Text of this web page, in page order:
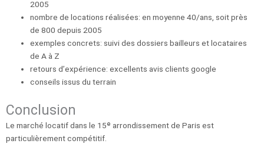
2005
nombre de locations réalisées: en moyenne 40/ans, soit près
de 800 depuis 2005
exemples concrets: suivi des dossiers bailleurs et locataires
de A à Z
retours d’expérience: excellents avis clients google
conseils issus du terrain
Conclusion
Le marché locatif dans le 15ᵉ arrondissement de Paris est
particulièrement compétitif.